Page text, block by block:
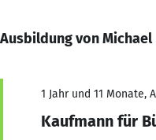
Ausbildung von Michael
1 Jahr und 11 Monate,
Kaufmann für